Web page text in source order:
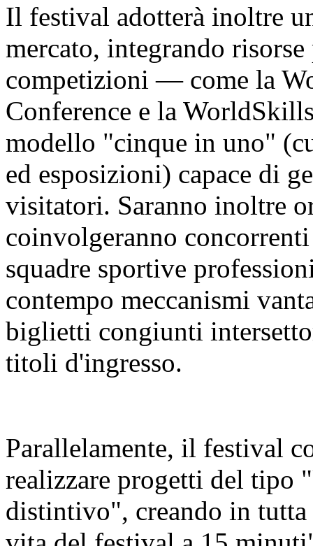
Il festival adotterà inoltre
mercato, integrando
competizioni — come la
Conference e la
modello "cinque in uno"
ed esposizioni) capace di
visitatori. Saranno inoltre
coinvolgeranno
squadre sportive
contempo meccanismi
biglietti congiunti
titoli d'ingresso.
Parallelamente, il festival
realizzare progetti del tipo
distintivo", creando in